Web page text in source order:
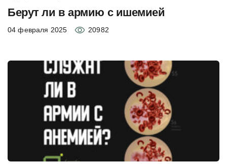
Берут ли в армию с ишемией
04 февраля 2025 20982